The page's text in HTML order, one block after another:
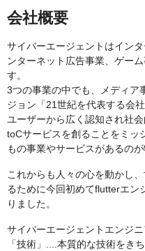
会社概要
サイバーエージェントはイン
ンターネット広告事業、ゲー
す。
3つの事業の中でも、メディア
ジョン「21世紀を代表する会
ユーザーから広く認知され社
toCサービスを創ることをミッ
もの事業やサービスがあるのが
これからも人々の心を動かし
るために今回初めてflutterエン
りました。
サイバーエージェントエンジ
「技術」....本質的な技術をき